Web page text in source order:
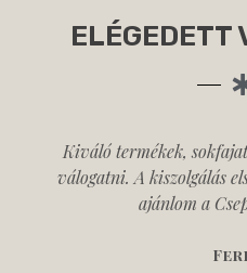
ELÉGEDETT
Kiváló termékek,
válogatni. A kiszolgálás
ajánlom a